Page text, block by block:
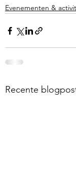
Evenementen &
Recente